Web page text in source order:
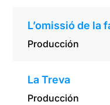
L’omissió de la
Producción
La Treva
Producción